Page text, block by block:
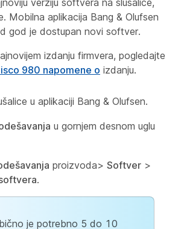
verziju softvera na slušalice,
Mobilna aplikacija Bang & Olufsen
god je dostupan novi softver.
izdanju firmvera, pogledajte
980 napomene o izdanju.
u aplikaciji Bang & Olufsen.
u gornjem desnom uglu
proizvoda> Softver >
.
je potrebno 5 do 10